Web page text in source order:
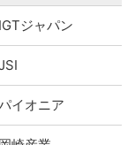
IGTジャパン
イオニア